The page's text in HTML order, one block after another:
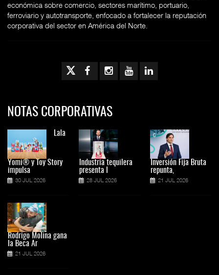
económica sobre comercio, sectores marítimo, portuario,
ferroviario y autotransporte, enfocado a fortalecer la reputación
corporativa del sector en América del Norte.
NOTAS CORPORATIVAS
Lala
Yomi® y Toy Story
impulsa
30 JUL 2026
Rodrigo Molina gana
la Beca Ar
21 JUL 2026
Industria tequilera
presenta l
28 JUL 2026
Inversión Fija Bruta
repunta,
21 JUL 2026